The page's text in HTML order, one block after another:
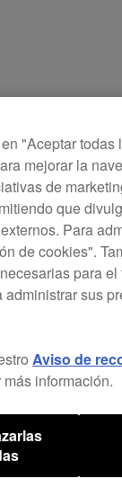
"Aceptar
mejorar la
de
que
Para
de cookies".
para
administrar sus
Aviso de
información.